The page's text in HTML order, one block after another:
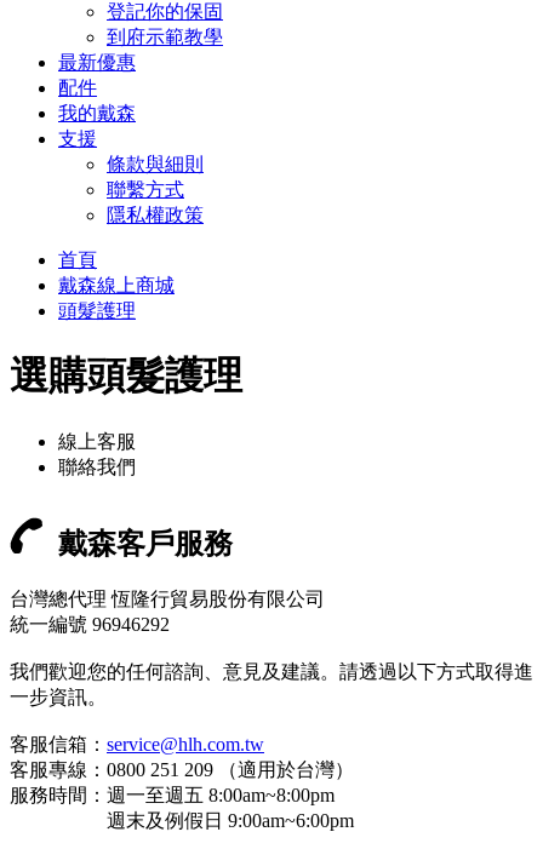
登記你的保固
到府示範教學
最新優惠
配件
我的戴森
支援
條款與細則
聯繫方式
隱私權政策
首頁
戴森線上商城
頭髮護理
選購頭髮護理
線上客服
聯絡我們
戴森客戶服務
台灣總代理 恆隆行貿易股份有限公司
統一編號 96946292
我們歡迎您的任何諮詢、意見及建議。請透過以下方式取得進
一步資訊。
客服信箱： service@hlh.com.tw
客服專線：0800 251 209 （適用於台灣）
服務時間：週一至週五 8:00am~8:00pm
週末及例假日 9:00am~6:00pm